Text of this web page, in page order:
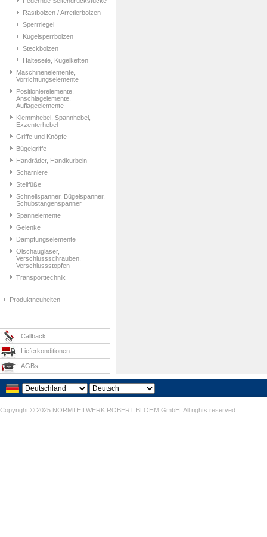
Rastbolzen / Arretierbolzen
Sperrriegel
Kugelsperrbolzen
Steckbolzen
Halteseile, Kugelketten
Maschinenelemente,
Vorrichtungselemente
Positionierelemente,
Anschlagelemente,
Auflageelemente
Klemmhebel, Spannhebel,
Exzenterhebel
Griffe und Knöpfe
Bügelgriffe
Handräder, Handkurbeln
Scharniere
Stellfüße
Schnellspanner, Bügelspanner,
Schubstangenspanner
Spannelemente
Gelenke
Dämpfungselemente
Ölschaugläser,
Verschlussschrauben,
Verschlussstopfen
Transporttechnik
Produktneuheiten
Callback
Lieferkonditionen
AGBs
Copyright © 2025 NORMTEILWERK ROBERT BLOHM GmbH. All rights reserved.